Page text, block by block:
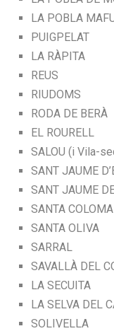
LA POBLA
PUIGPELAT
LA RÀPITA
REUS
RIUDOMS
RODA DE BERÀ
EL ROURELL
SALOU (i Vila-
SANT JAUME
SANT JAUME
SANTA
SANTA OLIVA
SARRAL
SAVALLÀ DEL
LA SECUITA
LA SELVA DEL
SOLIVELLA